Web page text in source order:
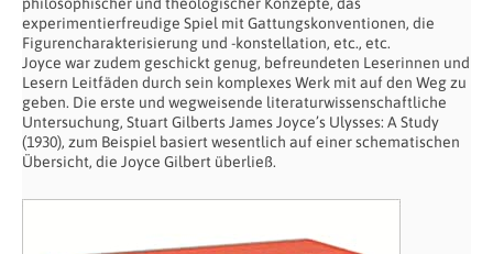
experimentierfreudige Spiel mit Gattungskonventionen, die
Figurencharakterisierung und -konstellation, etc., etc.
Joyce war zudem geschickt genug, befreundeten Leserinnen und
Lesern Leitfäden durch sein komplexes Werk mit auf den Weg zu
geben. Die erste und wegweisende literaturwissenschaftliche
Untersuchung, Stuart Gilberts James Joyce’s Ulysses: A Study
(1930), zum Beispiel basiert wesentlich auf einer schematischen
Übersicht, die Joyce Gilbert überließ.